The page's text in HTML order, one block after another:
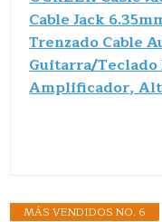
Cable Jack
Trenzado Cable
Guitarra/
Amplificador,
MÁS VENDIDOS NO. 6